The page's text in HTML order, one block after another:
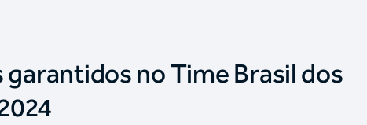
garantidos no Time Brasil dos